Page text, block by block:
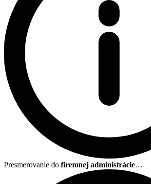
Presmerovanie do firemnej administrácie…